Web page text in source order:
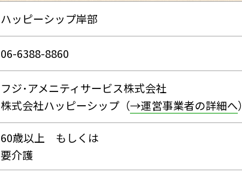
ハッピーシップ岸部
06-6388-8860
フジ･アメニティサービス株式会社
株式会社ハッピーシップ（→運営事業者の詳細へ）
60歳以上 もしくは
要介護